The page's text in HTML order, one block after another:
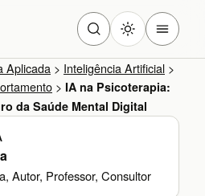
Aplicada > Inteligência Artificial >
> IA na Psicoterapia:
da Saúde Mental Digital
Autor, Professor, Consultor